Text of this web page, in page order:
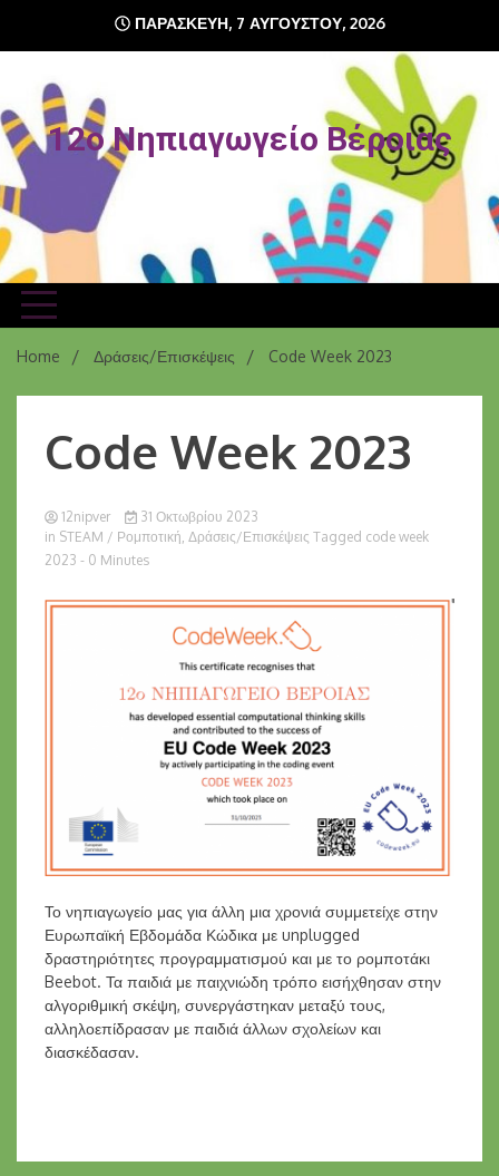
content
ΠΑΡΑΣΚΕΥΉ, 7 ΑΥΓΟΎΣΤΟΥ, 2026
12o Νηπιαγωγείο Βέροιας
Home Δράσεις/Επισκέψεις Code Week 2023
Code Week 2023
12nipver
31 Οκτωβρίου 2023
in STEAM / Ρομποτική, Δράσεις/Επισκέψεις Tagged code week
2023 - 0 Minutes
Το νηπιαγωγείο μας για άλλη μια χρονιά συμμετείχε στην
Ευρωπαϊκή Εβδομάδα Κώδικα με unplugged
δραστηριότητες προγραμματισμού και με το ρομποτάκι
Beebot. Τα παιδιά με παιχνιώδη τρόπο εισήχθησαν στην
αλγοριθμική σκέψη, συνεργάστηκαν μεταξύ τους,
αλληλοεπίδρασαν με παιδιά άλλων σχολείων και
διασκέδασαν.